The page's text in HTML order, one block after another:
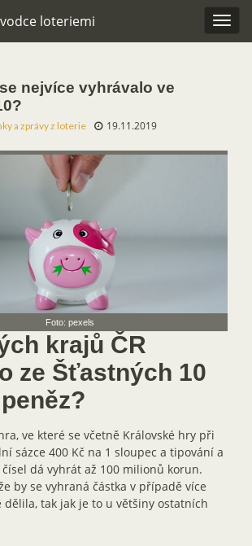
loteriemi
nejvíce vyhrávalo ve
a zprávy z loterie 19.11.2019
Foto: pexels
krajů ČR
ze Šťastných 10
ve které se včetně Královské hry při
sázce 400 Kč na 1 sloupec a tipování a
dá vyhrát až 100 milionů korun.
by se vyhraná částka v případě více
dělila, tak jak je to u většiny ostatních